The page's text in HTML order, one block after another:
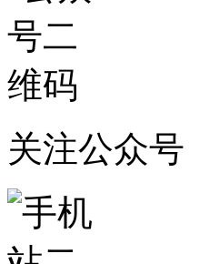
关注公众号